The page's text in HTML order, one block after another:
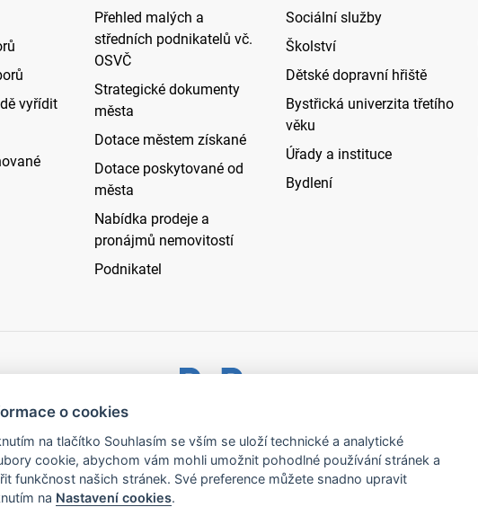
o cookies
na tlačítko Souhlasím se vším se uloží technické a analytické
cookie, abychom vám mohli umožnit pohodlné používání stránek a
funkčnost našich stránek. Své preference můžete snadno upravit
na Nastavení cookies.
vyřídit
Přehled malých a
středních podnikatelů vč.
OSVČ
Strategické dokumenty
města
Dotace městem získané
Dotace poskytované od
města
Nabídka prodeje a
pronájmů nemovitostí
Podnikatel
Sociální služby
Školství
Dětské dopravní hřiště
Bystřická univerzita třetího
věku
Úřady a instituce
Bydlení